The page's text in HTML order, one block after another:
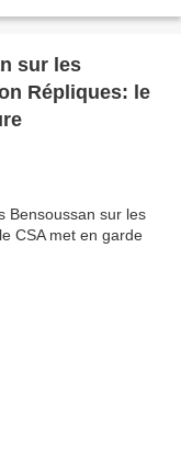
sur les
Répliques: le